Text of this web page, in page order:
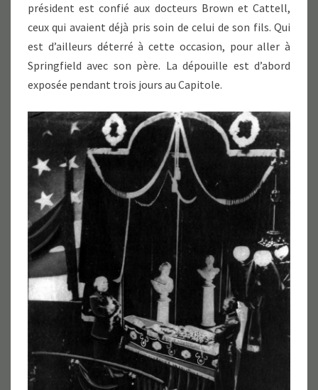
président est confié aux docteurs Brown et Cattell,
ceux qui avaient déjà pris soin de celui de son fils. Qui
est d’ailleurs déterré à cette occasion, pour aller à
Springfield avec son père. La dépouille est d’abord
exposée pendant trois jours au Capitole.